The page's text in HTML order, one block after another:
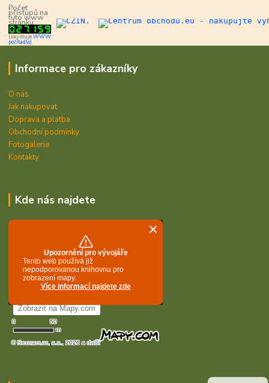
Počet
přístupů na
tuto www
stránku:
(zajišťujeWWW
počítadlo)
Informace pro zákazníky
O nás
Jak nakupovat
Doprava a platba
Obchodní podmínky
Fotogalerie
Kontakty
Kde nás najdete